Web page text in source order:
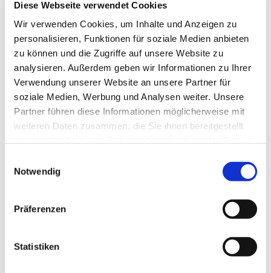
Diese Webseite verwendet Cookies
Wir verwenden Cookies, um Inhalte und Anzeigen zu
personalisieren, Funktionen für soziale Medien anbieten
zu können und die Zugriffe auf unsere Website zu
analysieren. Außerdem geben wir Informationen zu Ihrer
Verwendung unserer Website an unsere Partner für
soziale Medien, Werbung und Analysen weiter. Unsere
Partner führen diese Informationen möglicherweise mit
weiteren Daten zusammen, die Sie ihnen bereitgestellt
Notwendig
Präferenzen
Statistiken
Telefon:07425 8545
Telefax: 07425 7795
E-Mail:info@heizung-klingenstein.de
URL:www.heizung-klingenstein.de
Inhaber: Jens Klingenstein
USt-IdNr.: DE223664782
Streitbeilegungsverfahren vor einer
Diese Webseite ist ein Produkt von